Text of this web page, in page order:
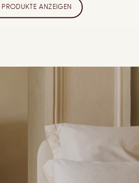
ANZEIGEN